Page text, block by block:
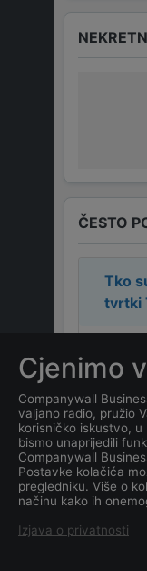
ČESTO
Tko
tvrtki
Koja
Koji
Cjenimo
Companywall
valjano radio, pružio
korisničko iskustvo,
bismo unaprijedili
Companywall
Postavke kolačića
pregledniku. Više o
načinu kako ih
Izjava o privatnosti